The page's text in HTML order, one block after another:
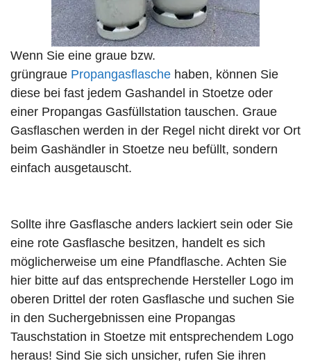
Wenn Sie eine graue bzw.
grüngraue Propangasflasche haben, können Sie
diese bei fast jedem Gashandel in Stoetze oder
einer Propangas Gasfüllstation tauschen. Graue
Gasflaschen werden in der Regel nicht direkt vor Ort
beim Gashändler in Stoetze neu befüllt, sondern
einfach ausgetauscht.
Sollte ihre Gasflasche anders lackiert sein oder Sie
eine rote Gasflasche besitzen, handelt es sich
möglicherweise um eine Pfandflasche. Achten Sie
hier bitte auf das entsprechende Hersteller Logo im
oberen Drittel der roten Gasflasche und suchen Sie
in den Suchergebnissen eine Propangas
Tauschstation in Stoetze mit entsprechendem Logo
heraus! Sind Sie sich unsicher, rufen Sie ihren